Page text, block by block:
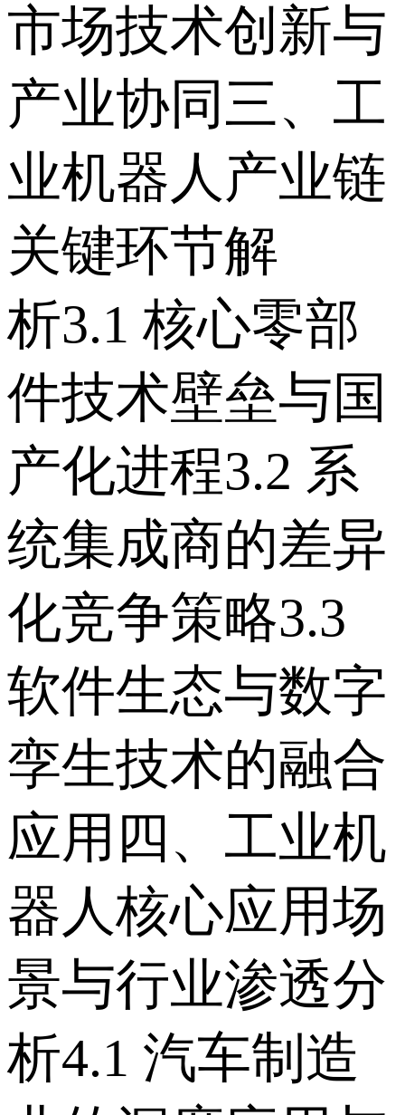
市场技术创新与
产业协同 三、工
业机器人产业链
关键环节解
析 3.1 核心零部
件技术壁垒与国
产化进程 3.2 系
统集成商的差异
化竞争策略 3.3
软件生态与数字
孪生技术的融合
应用 四、工业机
器人核心应用场
景与行业渗透分
析 4.1 汽车制造